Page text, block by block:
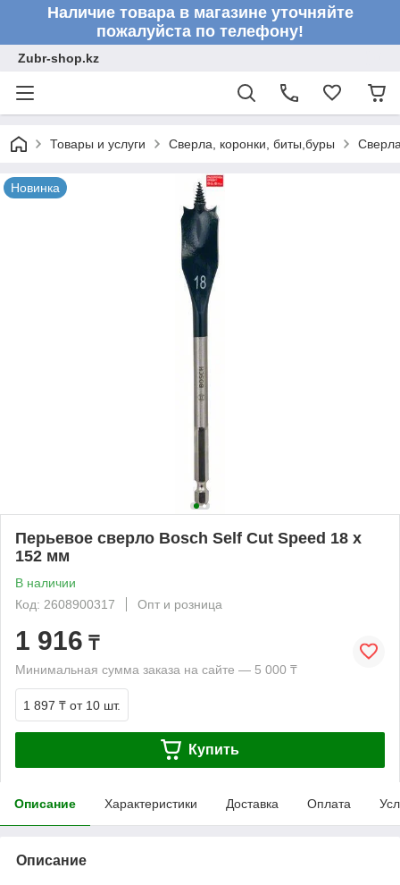
Наличие товара в магазине уточняйте
пожалуйста по телефону!
Zubr-shop.kz
Товары и услуги Сверла, коронки, биты,буры
Новинка
Перьевое сверло Bosch Self Cut Speed 18 x
152 мм
В наличии
Код: 2608900317
Опт и розница
1 916 ₸
Минимальная сумма заказа на сайте — 5 000 ₸
1 897 ₸ от 10 шт.
Купить
Описание Характеристики Доставка Оплата
Описание